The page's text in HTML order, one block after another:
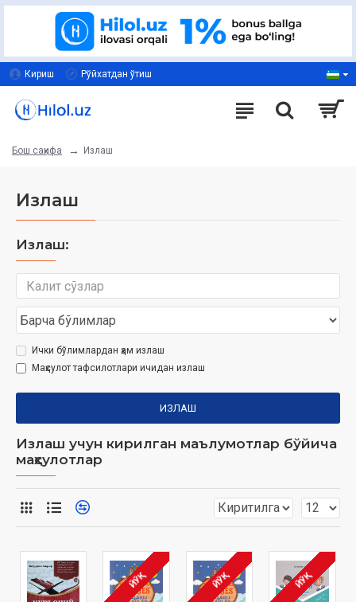
Кириш Рўйхатдан ўтиш
Бош саҳифа Излаш
Излаш
Излаш:
Ички бўлимлардан ҳам излаш
Маҳсулот тафсилотлари ичидан излаш
ИЗЛАШ
Излаш учун кирилган маълумотлар бўйича
маҳсулотлар
ЙЎҚ ЙЎҚ ЙЎҚ